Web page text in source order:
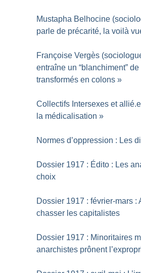
Mustapha Belhocine
parle de précarité, la voilà
Françoise Vergès
entraîne un “blanchiment”
transformés en colons »
Collectifs Intersexes et
la médicalisation »
Normes d’oppression : Les
Dossier 1917 : Édito : Les
choix
Dossier 1917 : février-mars :
chasser les capitalistes
Dossier 1917 : Minoritaires
anarchistes prônent